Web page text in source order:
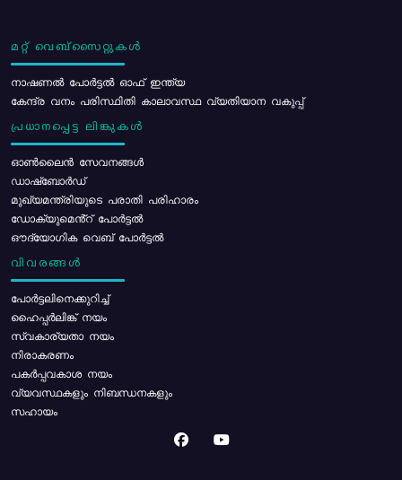
മറ്റ് വെബ്സൈറ്റുകൾ
നാഷണൽ പോർട്ടൽ ഓഫ് ഇന്ത്യ
കേന്ദ്ര വനം പരിസ്ഥിതി കാലാവസ്ഥ വ്യതിയാന വകുപ്പ്
പ്രധാനപ്പെട്ട ലിങ്കുകൾ
ഓൺലൈൻ സേവനങ്ങൾ
ഡാഷ്ബോർഡ്
മുഖ്യമന്ത്രിയുടെ പരാതി പരിഹാരം
ഡോക്യുമെൻ്റ് പോർട്ടൽ
ഔദ്യോഗിക വെബ് പോർട്ടൽ
വിവരങ്ങൾ
പോര്‍ട്ടലിനെക്കുറിച്ച്
ഹൈപ്പർലിങ്ക് നയം
സ്വകാര്യതാ നയം
നിരാകരണം
പകർപ്പവകാശ നയം
വ്യവസ്ഥകളും നിബന്ധനകളും
സഹായം